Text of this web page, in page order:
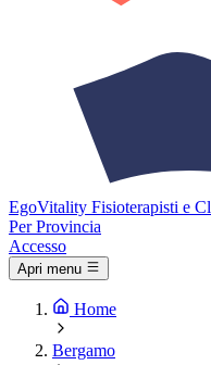
EgoVitality Fisioterapisti e
Per Provincia
Accesso
Apri menu
Home
Bergamo